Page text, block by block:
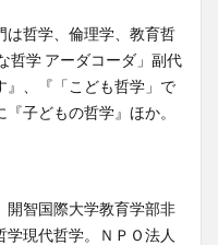
は哲学、倫理学、教育哲
哲学 アーダコーダ」副代
』、『「こども哲学」で
子どもの哲学』ほか。
開智国際大学教育学部非
現代哲学。ＮＰＯ法人